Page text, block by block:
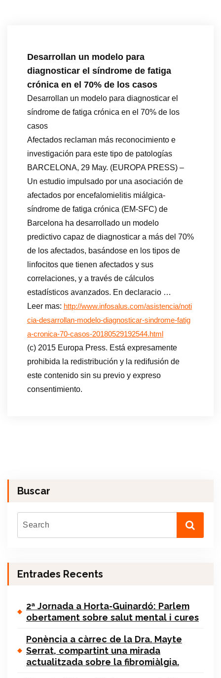
Desarrollan un modelo para
diagnosticar el síndrome de fatiga
crónica en el 70% de los casos
Desarrollan un modelo para diagnosticar el
síndrome de fatiga crónica en el 70% de los
casos
Afectados reclaman más reconocimiento e
investigación para este tipo de patologías
BARCELONA, 29 May. (EUROPA PRESS) –
Un estudio impulsado por una asociación de
afectados por encefalomielitis miálgica-
síndrome de fatiga crónica (EM-SFC) de
Barcelona ha desarrollado un modelo
predictivo capaz de diagnosticar a más del 70%
de los afectados, basándose en los tipos de
linfocitos que tienen afectados y sus
correlaciones, y a través de cálculos
estadísticos avanzados. En declaracio …
Leer mas: http://www.infosalus.com/asistencia/noti
cia-desarrollan-modelo-diagnosticar-sindrome-fatig
a-cronica-70-casos-20180529192544.html
(c) 2015 Europa Press. Está expresamente
prohibida la redistribución y la redifusión de
este contenido sin su previo y expreso
consentimiento.
Buscar
Entrades Recents
2ª Jornada a Horta-Guinardó: Parlem
obertament sobre salut mental i cures
Ponència a càrrec de la Dra. Mayte
Serrat, compartint una mirada
actualitzada sobre la fibromiàlgia.